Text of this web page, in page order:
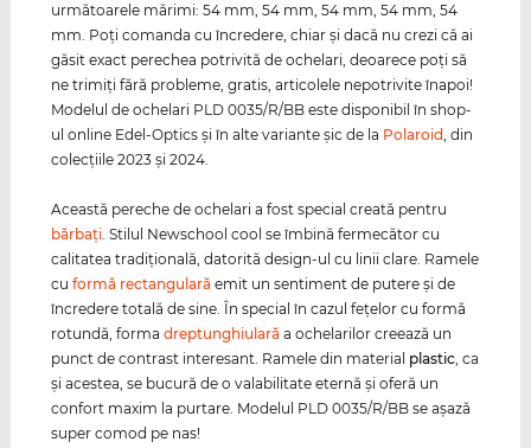
următoarele mărimi: 54 mm, 54 mm, 54 mm, 54 mm, 54
mm. Poţi comanda cu încredere, chiar şi dacă nu crezi că ai
găsit exact perechea potrivită de ochelari, deoarece poţi să
ne trimiţi fără probleme, gratis, articolele nepotrivite înapoi!
Modelul de ochelari PLD 0035/R/BB este disponibil în shop-
ul online Edel-Optics şi în alte variante şic de la Polaroid, din
colecţiile 2023 şi 2024.
Această pereche de ochelari a fost special creată pentru
bărbaţi. Stilul Newschool cool se îmbină fermecător cu
calitatea tradiţională, datorită design-ul cu linii clare. Ramele
cuformă rectangulară emit un sentiment de putere şi de
încredere totală de sine. În special în cazul feţelor cu formă
rotundă, formadreptunghiulară a ochelarilor creează un
punct de contrast interesant. Ramele din material plastic, ca
şi acestea, se bucură de o valabilitate eternă şi oferă un
confort maxim la purtare. Modelul PLD 0035/R/BB se aşază
super comod pe nas!